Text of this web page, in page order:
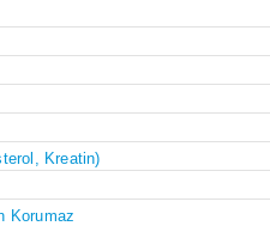
Kreatin)
Korumaz